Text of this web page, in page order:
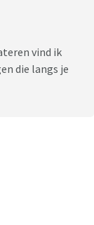
vind ik
die langs je